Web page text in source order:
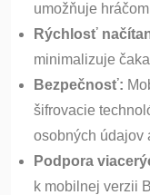
umožňuje
Rýchlosť
minimalizuje
Bezpečnosť:
šifrovacie
osobných údajov
Podpora
k mobilnej verzii